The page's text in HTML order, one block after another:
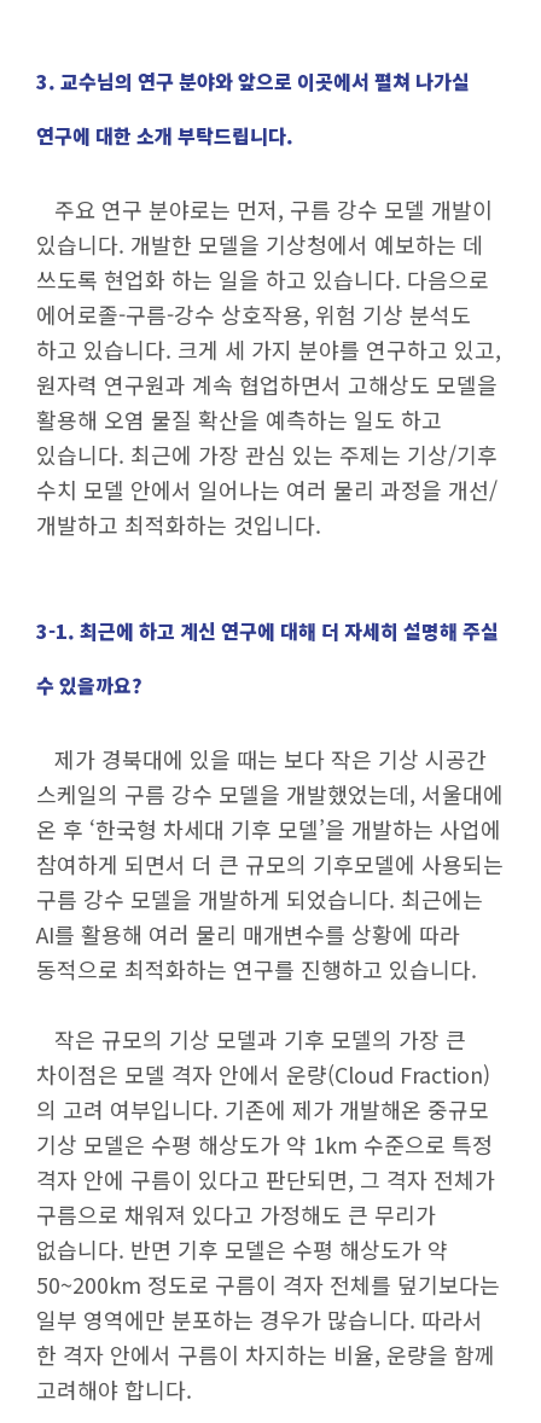
3. 교수님의 연구 분야와 앞으로 이곳에서 펼쳐 나가실
연구에 대한 소개 부탁드립니다.
주요 연구 분야로는 먼저, 구름 강수 모델 개발이
있습니다. 개발한 모델을 기상청에서 예보하는 데
쓰도록 현업화 하는 일을 하고 있습니다. 다음으로
에어로졸-구름-강수 상호작용, 위험 기상 분석도
하고 있습니다. 크게 세 가지 분야를 연구하고 있고,
원자력 연구원과 계속 협업하면서 고해상도 모델을
활용해 오염 물질 확산을 예측하는 일도 하고
있습니다. 최근에 가장 관심 있는 주제는 기상/기후
수치 모델 안에서 일어나는 여러 물리 과정을 개선/
개발하고 최적화하는 것입니다.
3-1. 최근에 하고 계신 연구에 대해 더 자세히 설명해 주실
수 있을까요?
제가 경북대에 있을 때는 보다 작은 기상 시공간
스케일의 구름 강수 모델을 개발했었는데, 서울대에
온 후 ‘한국형 차세대 기후 모델’을 개발하는 사업에
참여하게 되면서 더 큰 규모의 기후모델에 사용되는
구름 강수 모델을 개발하게 되었습니다. 최근에는
AI를 활용해 여러 물리 매개변수를 상황에 따라
동적으로 최적화하는 연구를 진행하고 있습니다.
작은 규모의 기상 모델과 기후 모델의 가장 큰
차이점은 모델 격자 안에서 운량(Cloud Fraction)
의 고려 여부입니다. 기존에 제가 개발해온 중규모
기상 모델은 수평 해상도가 약 1km 수준으로 특정
격자 안에 구름이 있다고 판단되면, 그 격자 전체가
구름으로 채워져 있다고 가정해도 큰 무리가
없습니다. 반면 기후 모델은 수평 해상도가 약
50~200km 정도로 구름이 격자 전체를 덮기보다는
일부 영역에만 분포하는 경우가 많습니다. 따라서
한 격자 안에서 구름이 차지하는 비율, 운량을 함께
고려해야 합니다.
관허코스모스홀
공지 사항
행사안내
교수초빙
뉴스룸